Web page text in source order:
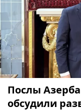
Послы
обсудили